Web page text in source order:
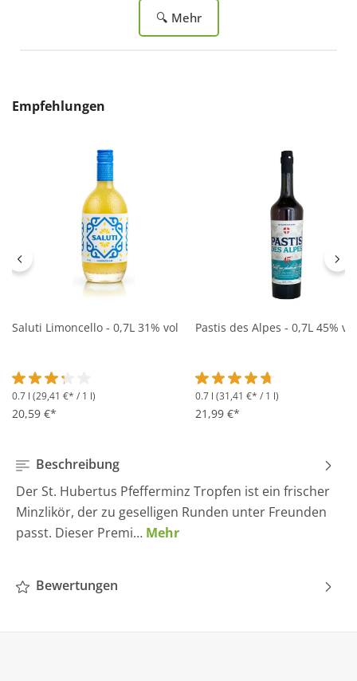
🔍 Mehr
Produktgalerie überspringen
Empfehlungen
Saluti Limoncello - 0,7L 31% vol
Durchschnittliche Bewertung von 3.2 von 5 Sternen
0.7 l (29,41 €* / 1 l)
20,59 €*
Pastis des Alpes - 0,7L 45% vol
Durchschnittliche
0.7 l (31,41 €* / 1 l)
21,99 €*
Beschreibung
Der St. Hubertus Pfefferminz Tropfen ist ein frischer
Minzlikör, der zu geselligen Runden unter Freunden
passt. Dieser Premi… Mehr
Bewertungen